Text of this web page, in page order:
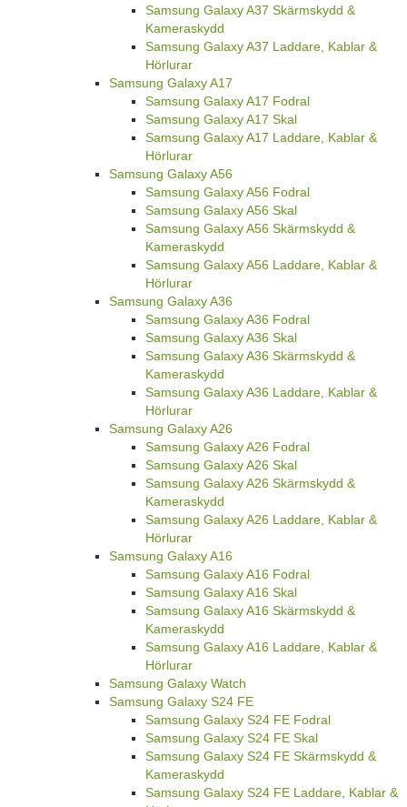
Samsung Galaxy A37 Skärmskydd &
Kameraskydd
Samsung Galaxy A37 Laddare, Kablar &
Hörlurar
Samsung Galaxy A17
Samsung Galaxy A17 Fodral
Samsung Galaxy A17 Skal
Samsung Galaxy A17 Laddare, Kablar &
Hörlurar
Samsung Galaxy A56
Samsung Galaxy A56 Fodral
Samsung Galaxy A56 Skal
Samsung Galaxy A56 Skärmskydd &
Kameraskydd
Samsung Galaxy A56 Laddare, Kablar &
Hörlurar
Samsung Galaxy A36
Samsung Galaxy A36 Fodral
Samsung Galaxy A36 Skal
Samsung Galaxy A36 Skärmskydd &
Kameraskydd
Samsung Galaxy A36 Laddare, Kablar &
Hörlurar
Samsung Galaxy A26
Samsung Galaxy A26 Fodral
Samsung Galaxy A26 Skal
Samsung Galaxy A26 Skärmskydd &
Kameraskydd
Samsung Galaxy A26 Laddare, Kablar &
Hörlurar
Samsung Galaxy A16
Samsung Galaxy A16 Fodral
Samsung Galaxy A16 Skal
Samsung Galaxy A16 Skärmskydd &
Kameraskydd
Samsung Galaxy A16 Laddare, Kablar &
Hörlurar
Samsung Galaxy Watch
Samsung Galaxy S24 FE
Samsung Galaxy S24 FE Fodral
Samsung Galaxy S24 FE Skal
Samsung Galaxy S24 FE Skärmskydd &
Kameraskydd
Samsung Galaxy S24 FE Laddare, Kablar &